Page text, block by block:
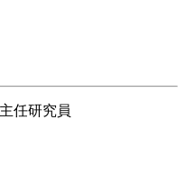
任研究員